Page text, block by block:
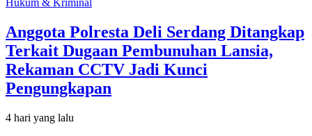
Anggota Polresta Deli Serdang Ditangkap
Terkait Dugaan Pembunuhan Lansia,
Rekaman CCTV Jadi Kunci
Pengungkapan
4 hari yang lalu